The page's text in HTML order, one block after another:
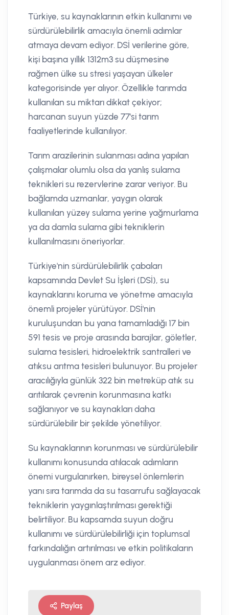
Türkiye, su kaynaklarının etkin kullanımı ve
sürdürülebilirlik amacıyla önemli adımlar
atmaya devam ediyor. DSİ verilerine göre,
kişi başına yıllık 1312m3 su düşmesine
rağmen ülke su stresi yaşayan ülkeler
kategorisinde yer alıyor. Özellikle tarımda
kullanılan su miktarı dikkat çekiyor;
harcanan suyun yüzde 77'si tarım
faaliyetlerinde kullanılıyor.
Tarım arazilerinin sulanması adına yapılan
çalışmalar olumlu olsa da yanlış sulama
teknikleri su rezervlerine zarar veriyor. Bu
bağlamda uzmanlar, yaygın olarak
kullanılan yüzey sulama yerine yağmurlama
ya da damla sulama gibi tekniklerin
kullanılmasını öneriyorlar.
Türkiye'nin sürdürülebilirlik çabaları
kapsamında Devlet Su İşleri (DSİ), su
kaynaklarını koruma ve yönetme amacıyla
önemli projeler yürütüyor. DSİ'nin
kuruluşundan bu yana tamamladığı 17 bin
591 tesis ve proje arasında barajlar, göletler,
sulama tesisleri, hidroelektrik santralleri ve
atıksu arıtma tesisleri bulunuyor. Bu projeler
aracılığıyla günlük 322 bin metreküp atık su
arıtılarak çevrenin korunmasına katkı
sağlanıyor ve su kaynakları daha
sürdürülebilir bir şekilde yönetiliyor.
Su kaynaklarının korunması ve sürdürülebilir
kullanımı konusunda atılacak adımların
önemi vurgulanırken, bireysel önlemlerin
yanı sıra tarımda da su tasarrufu sağlayacak
tekniklerin yaygınlaştırılması gerektiği
belirtiliyor. Bu kapsamda suyun doğru
kullanımı ve sürdürülebilirliği için toplumsal
farkındalığın artırılması ve etkin politikaların
uygulanması önem arz ediyor.
Paylaş